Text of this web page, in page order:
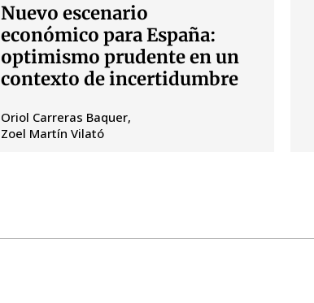
Nuevo escenario
económico para España:
optimismo prudente en un
contexto de incertidumbre
Oriol Carreras Baquer
Zoel Martín Vilató